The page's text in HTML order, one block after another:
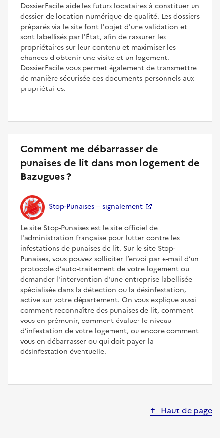
DossierFacile aide les futurs locataires à constituer un
dossier de location numérique de qualité. Les dossiers
préparés via le site font l'objet d'une validation et
sont labellisés par l'État, afin de rassurer les
propriétaires sur leur contenu et maximiser les
chances d'obtenir une visite et un logement.
DossierFacile vous permet également de transmettre
de manière sécurisée ces documents personnels aux
propriétaires.
Comment me débarrasser de
punaises de lit dans mon logement de
Bazugues ?
Stop-Punaises – signalement
Le site Stop-Punaises est le site officiel de
l'administration française pour lutter contre les
infestations de punaises de lit. Sur le site Stop-
Punaises, vous pouvez solliciter l’envoi par e-mail d’un
protocole d’auto-traitement de votre logement ou
demander l'intervention d'une entreprise labellisée
spécialisée dans la détection ou la désinfestation,
active sur votre département. On vous explique aussi
comment reconnaître des punaises de lit, comment
vous en prémunir, comment évaluer le niveau
d’infestation de votre logement, ou encore comment
vous en débarrasser ou qui doit payer la
désinfestation éventuelle.
Haut de page